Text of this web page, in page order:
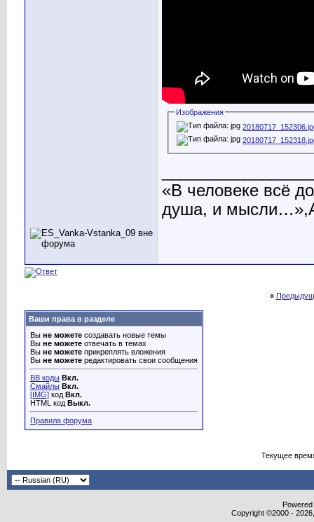
Изображения
«В человеке всё
душа, и
«
Ваши права в разделе
Вы не можете создавать новые темы
Вы не можете отвечать в темах
Вы не можете прикреплять вложения
Вы не можете редактировать свои сообщения
BB коды Вкл.
Смайлы Вкл.
[IMG] код Вкл.
HTML код Выкл.
Правила форума
Текущее
Copyright ©2000 -